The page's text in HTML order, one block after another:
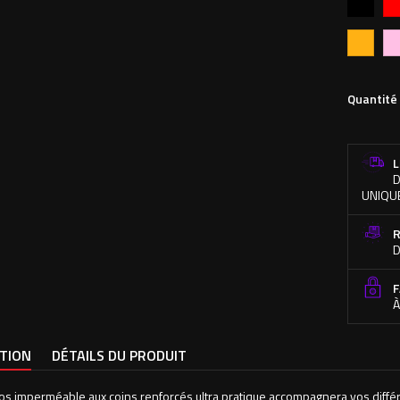
fluo
Quantité
DÉTAILS DU PRODUIT